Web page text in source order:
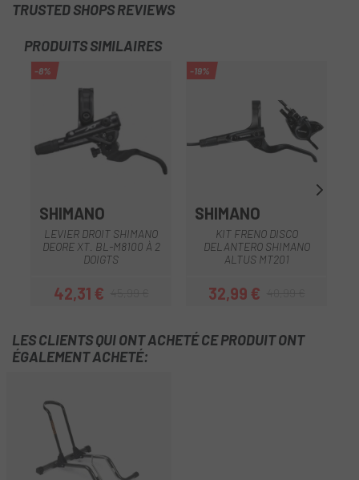
TRUSTED SHOPS REVIEWS
PRODUITS SIMILAIRES
-8%
SHIMANO
LEVIER DROIT SHIMANO
DEORE XT. BL-M8100 À 2
DOIGTS
Prix
42,31 €Prix habituel
-19%
SHIMANO
KIT FRENO DISCO
DELANTERO SHIMANO
ALTUS MT201
Prix
32,99 €Prix habituel
LES CLIENTS QUI ONT ACHETÉ CE PRODUIT ONT
ÉGALEMENT ACHETÉ: